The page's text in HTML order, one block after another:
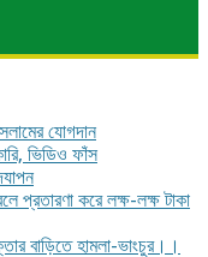
যোগদান
ভিডিও ফাঁস
প্রতারণা করে লক্ষ-লক্ষ টাকা
বাড়িতে হামলা-ভাংচুর।।